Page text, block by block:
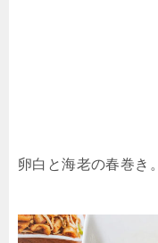
卵白と海老の春巻き。